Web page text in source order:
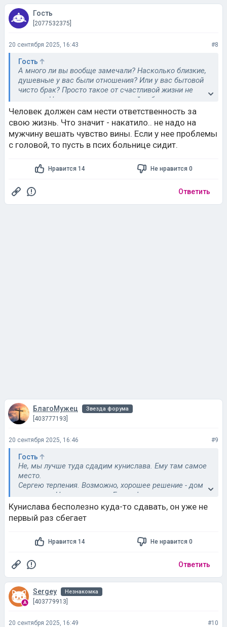
Гость
[2077532375]
20 сентября 2025, 16:43 #8
Гость
А много ли вы вообще замечали? Насколько близкие,
душевные у вас были отношения? Или у вас бытовой
чисто брак? Просто такое от счастливой жизни не
делают. Наверное, очень одинокой себя чувствовала и
в критический момент слабости на нее накатило. Так
бывает и с вполне здоровыми людьми. Что-то вы не
договариваете. Мужчины не особенно чуткий народ.
Для, вас же женские эмоции, состояния-пустой звук,
перебесится. Надеюсь, что у вас это не так. А то, что
родитель, что вы сделали, чтобы помочь им наладить
Человек должен сам нести ответственность за
свою жизнь. Что значит - накатило.. не надо на
мужчину вешать чувство вины. Если у нее проблемы
с головой, то пусть в псих больнице сидит.
Нравится 14 Не нравится 0
Ответить
БлагоМужец Звезда форума
[403777193]
20 сентября 2025, 16:46 #9
Гость
Не, мы лучше туда сдадим кунислава. Ему там самое
место.
Сергею терпения. Возможно, хорошее решение - дом
по уходу... Но оно дорогое. Если оформят пенсию -
нужно будет только доплачивать, уже легче.
Кунислава бесполезно куда-то сдавать, он уже не
первый раз сбегает
Нравится 14 Не нравится 0
Ответить
Sergey Незнакомка
[403779913]
20 сентября 2025, 16:49 #10